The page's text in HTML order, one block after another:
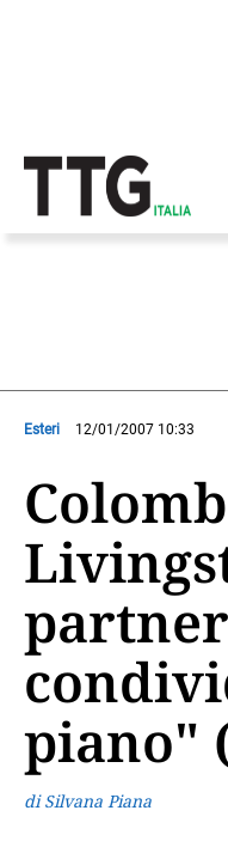
Esteri 12/01/2007 10:33
piano"
di Silvana Piana